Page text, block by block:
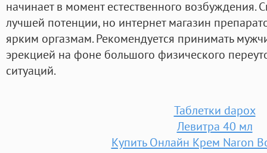
начинает в момент естественного возбуждения.
лучшей потенции, но интернет магазин
ярким оргазмам. Рекомендуется принимать
эрекцией на фоне большого физического
ситуаций.
Таблетки dapox
Левитра 40 мл
Купить Онлайн Крем Naron